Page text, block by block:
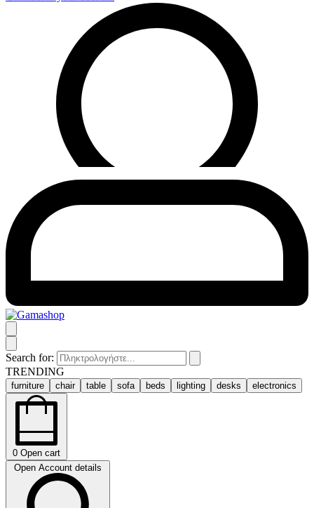
Search for:
TRENDING
furniture chair table sofa beds lighting desks electronics
0 Open cart
Open Account details